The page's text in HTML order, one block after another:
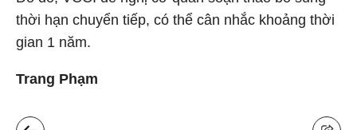
thời hạn chuyển tiếp, có thể cân nhắc khoảng thời
gian 1 năm.
Trang Phạm